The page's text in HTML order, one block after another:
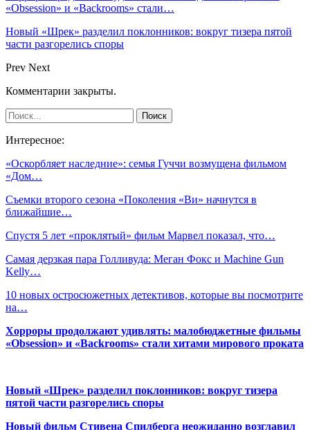
«Obsession» и «Backrooms» стали…
Новый «Шрек» разделил поклонников: вокруг тизера пятой
части разгорелись споры
Prev Next
Комментарии закрыты.
Интересное:
«Оскорбляет наследние»: семья Гуччи возмущена фильмом
«Дом…
Съемки второго сезона «Поколения «Ви» начнутся в
ближайшие…
Спустя 5 лет «проклятый» фильм Марвел показал, что…
Самая дерзкая пара Голливуда: Меган Фокс и Machine Gun
Kelly…
10 новых остросюжетных детективов, которые вы посмотрите
на…
Хорроры продолжают удивлять: малобюджетные фильмы
«Obsession» и «Backrooms» стали хитами мирового проката
Новый «Шрек» разделил поклонников: вокруг тизера
пятой части разгорелись споры
Новый фильм Стивена Спилберга неожиданно возглавил